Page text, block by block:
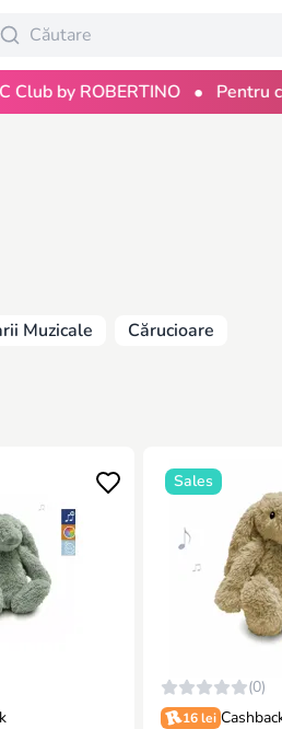
ROBERTINO • Pentru
Muzicale
Cărucioare
Sales
(0)
16 lei